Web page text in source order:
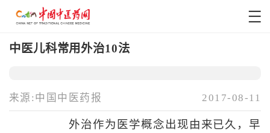
中医儿科常用外治10法
来源:中国中医药报 2017-08-11
外治作为医学概念出现由来已久，早